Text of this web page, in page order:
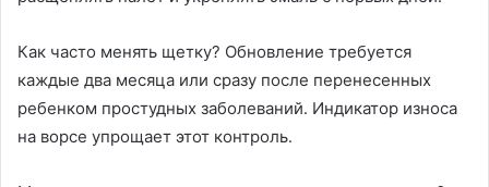
Как часто менять щетку? Обновление требуется
каждые два месяца или сразу после перенесенных
ребенком простудных заболеваний․ Индикатор износа
на ворсе упрощает этот контроль․